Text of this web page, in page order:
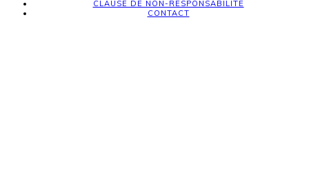
CLAUSE DE NON-RESPONSABILITÉ
CONTACT